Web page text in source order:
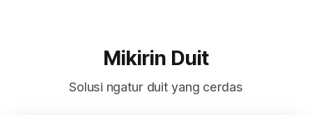
Mikirin Duit
Solusi ngatur duit yang cerdas